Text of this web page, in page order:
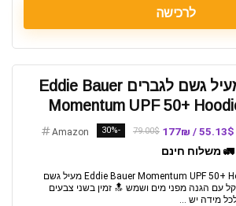
לרכישה
מעיל גשם לגברים Eddie Bauer
Momentum UPF 50+
55.13$ / 177₪
79.00$
-30%
Amazon
🚛 משלוח חינם
מעיל גשם לגברים Eddie Bauer Momentum UPF 50+ Hoodie מעיל גשם
משקל עם הגנה מפני מים ושמש 🔝 זמין בשני צבעים
מידה יש ...